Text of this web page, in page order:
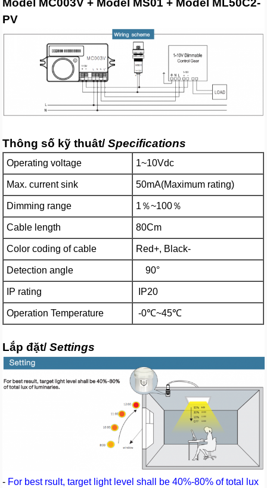
PV
Thông số kỹ thuât/Specifications
Operating voltage 1~10Vdc
Max. current sink 50mA(Maximum rating)
Dimming range 1％~100％
Cable length 80Cm
Color coding of cable Red+, Black-
Detection angle 90°
IP rating IP20
Operation Temperature -0℃~45℃
Lắp đặt/Settings
- For best rsult, target light level shall be 40%-80% of total lux